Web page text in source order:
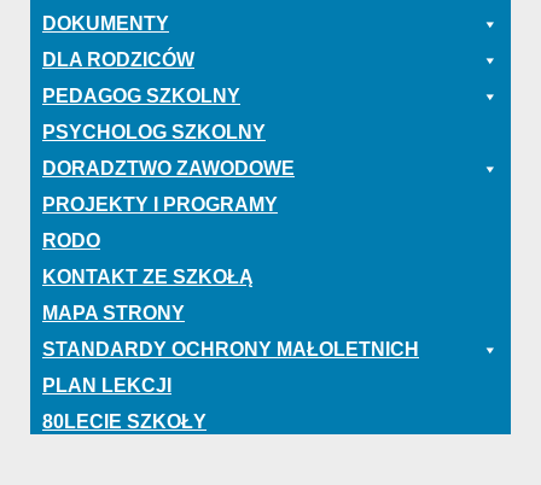
DOKUMENTY
DLA RODZICÓW
PEDAGOG SZKOLNY
PSYCHOLOG SZKOLNY
DORADZTWO ZAWODOWE
PROJEKTY I PROGRAMY
RODO
KONTAKT ZE SZKOŁĄ
MAPA STRONY
STANDARDY OCHRONY MAŁOLETNICH
PLAN LEKCJI
80LECIE SZKOŁY